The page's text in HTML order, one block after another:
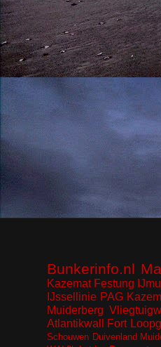
Bunkerinfo.nl
Kazemat Festung
IJssellinie PAG
Muiderberg
Atlantikwall
Fort
Schouwen Duivenland